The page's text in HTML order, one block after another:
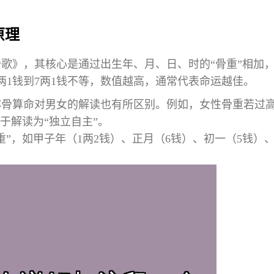
理
》，其核心是通过出生年、月、日、时的“骨重”相加
钱到7两1钱不等，数值越高，通常代表命运越佳。
算命对男女的解读也有所区别。例如，女性骨重若过
解读为“独立自主”。
，如甲子年（1两2钱）、正月（6钱）、初一（5钱）